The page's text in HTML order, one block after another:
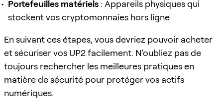
Portefeuilles matériels : Appareils physiques qui
stockent vos cryptomonnaies hors ligne
En suivant ces étapes, vous devriez pouvoir acheter
et sécuriser vos UP2 facilement. N'oubliez pas de
toujours rechercher les meilleures pratiques en
matière de sécurité pour protéger vos actifs
numériques.